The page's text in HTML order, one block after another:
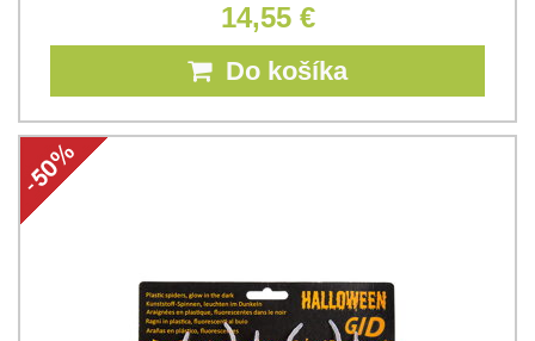
14,55 €
Do košíka